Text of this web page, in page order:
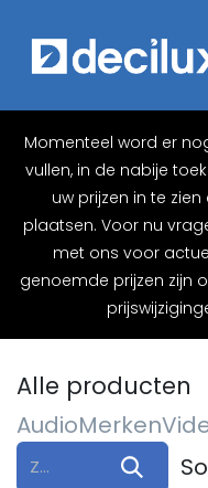
Momenteel word er
vullen, in de nabije
uw prijzen in te
plaatsen. Voor nu
met ons voor
genoemde prijzen zijn
Alle producten
AudioMerken